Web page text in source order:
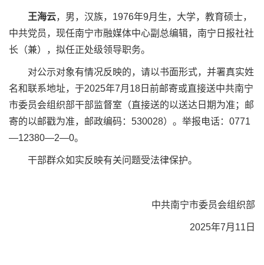
王海云，男，汉族，1976年9月生，大学，教育硕士，
中共党员，现任南宁市融媒体中心副总编辑，南宁日报社社
长（兼），拟任正处级领导职务。
对公示对象有情况反映的，请以书面形式，并署真实姓
名和联系地址，于2025年7月18日前邮寄或直接送中共南宁
市委员会组织部干部监督室（直接送的以送达日期为准；邮
寄的以邮戳为准，邮政编码：530028）。举报电话：0771
—12380—2—0。
干部群众如实反映有关问题受法律保护。
中共南宁市委员会组织部
2025年7月11日